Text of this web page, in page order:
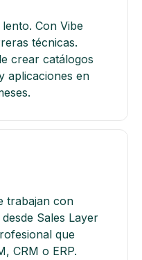
Con Vibe
técnicas.
crear catálogos
aplicaciones en
trabajan con
Sales Layer
que
CRM o ERP.